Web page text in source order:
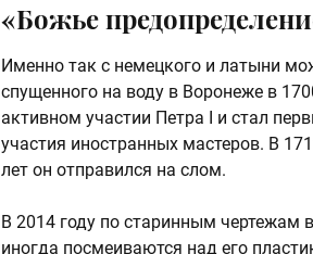
«Божье
Именно так с немецкого и латыни
спущенного на воду в Воронеже в
активном участии Петра I и стал
участия иностранных мастеров. В
лет он отправился на слом.
В 2014 году по старинным чертежам
иногда посмеиваются над его